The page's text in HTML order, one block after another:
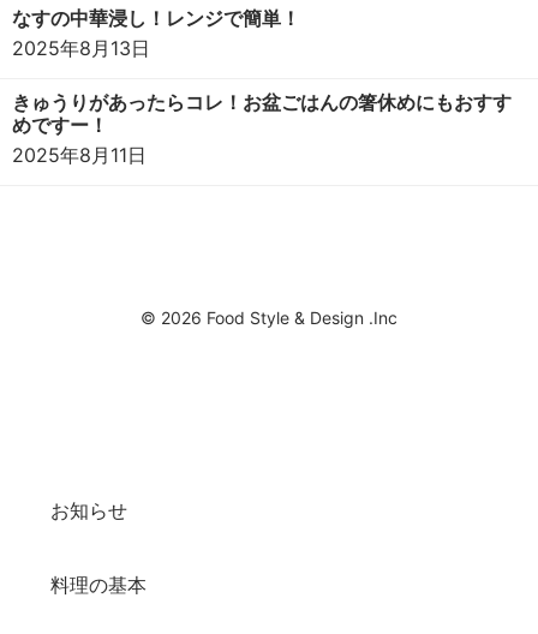
なすの中華浸し！レンジで簡単！
2025年8月13日
きゅうりがあったらコレ！お盆ごはんの箸休めにもおすす
めですー！
2025年8月11日
© 2026 Food Style & Design .Inc
お知らせ
料理の基本